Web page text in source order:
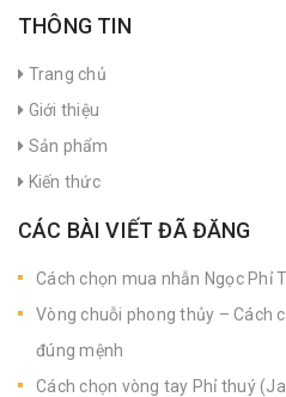
THÔNG TIN
Trang chủ
Giới thiệu
Sản phẩm
Kiến thức
CÁC BÀI VIẾT ĐÃ ĐĂNG
Cách chọn mua nhẫn Ngọc Phỉ
Vòng chuỗi phong thủy – Cách
đúng mệnh
Cách chọn vòng tay Phỉ thuý